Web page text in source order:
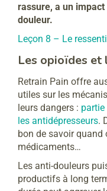
rassure, a un
douleur.
Leçon 8 – Le
Les opioïdes et
Retrain Pain offre
utiles sur les
leurs dangers : partie
les antidépresseurs.
bon de savoir quand
médicaments…
Les anti-douleurs
productifs à long